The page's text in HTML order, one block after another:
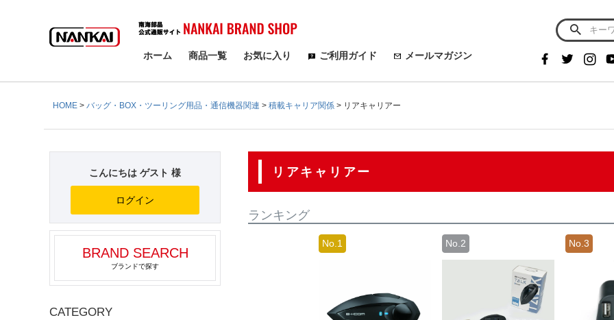
検索
ホーム 商品一覧 お気に入り ご利用ガイド メールマガジン
HOME バッグ・BOX・ツーリング用品・通信機器関連 積載キャリア関係 リアキャリアー
こんにちは ゲスト 様
ログイン
BRAND SEARCH
ブランドで探す
CATEGORY
リアキャリアー
ランキング